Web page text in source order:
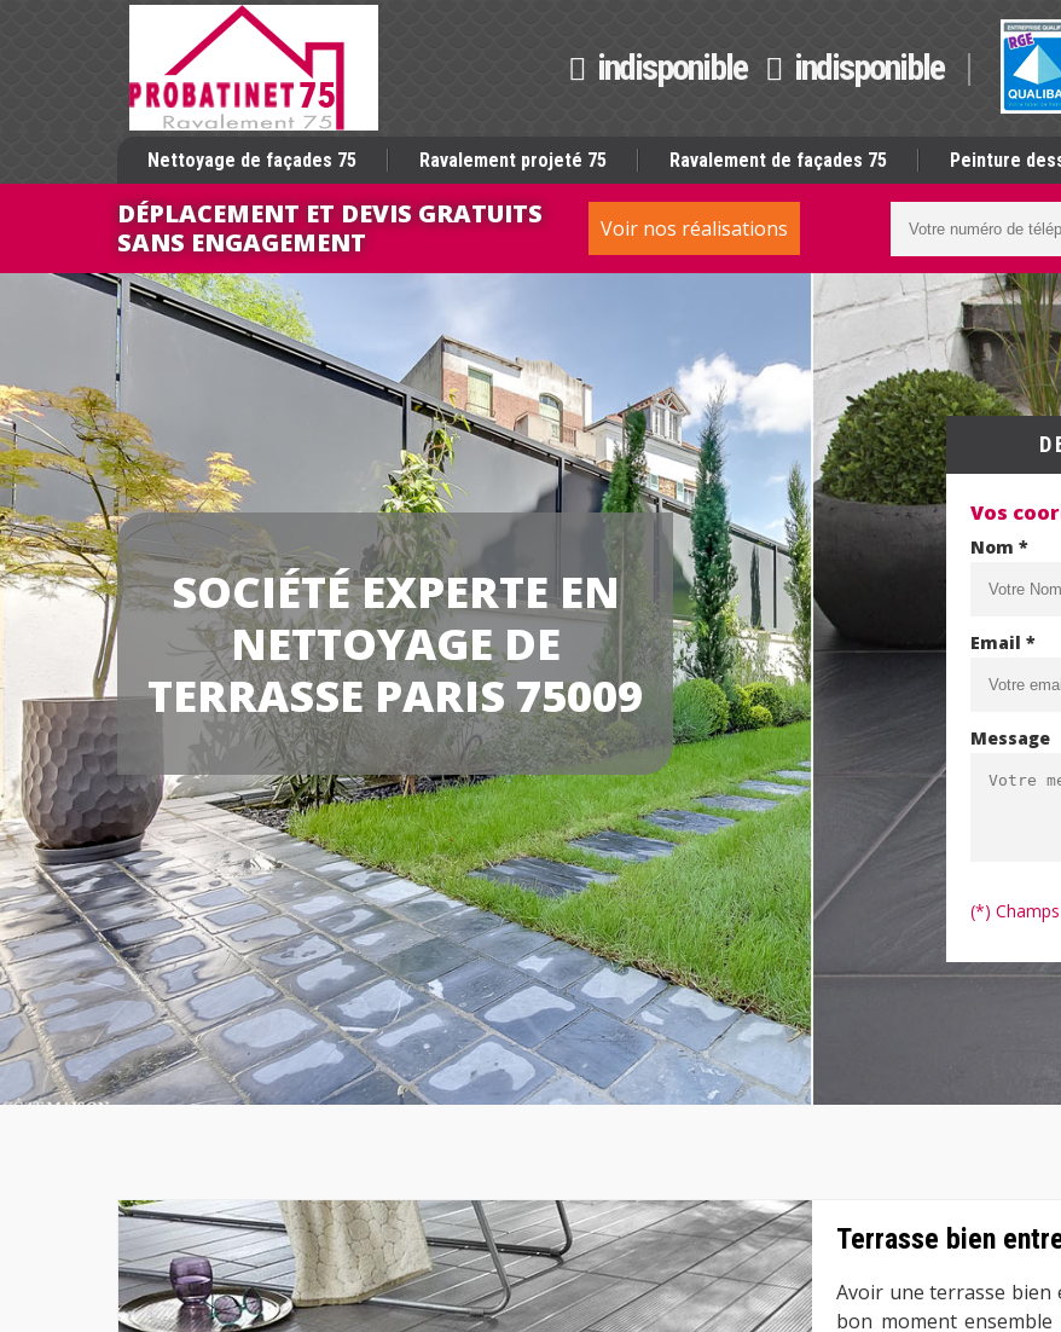
indisponible indisponible
Nettoyage de façades 75 Ravalement projeté 75 Ravalement de façades 75 Peinture
DÉPLACEMENT ET DEVIS GRATUITS
SANS ENGAGEMENT
Voir nos réalisations
SOCIÉTÉ EXPERTE EN
NETTOYAGE DE
TERRASSE PARIS 75009
Vos
Nom *
Email *
Message
(*)
Terrasse bien
Avoir une terrasse
bon moment